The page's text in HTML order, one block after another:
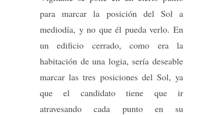
para marcar la posición del Sol a
mediodía, y no que él pueda verlo. En
un edificio cerrado, como era la
habitación de una logia, sería deseable
marcar las tres posiciones del Sol, ya
que el candidato tiene que ir
atravesando cada punto en su